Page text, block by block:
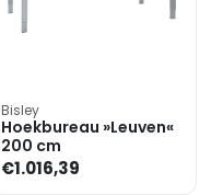
Bisley
Hoekbureau »Leuven«
200 cm
€1.016,39